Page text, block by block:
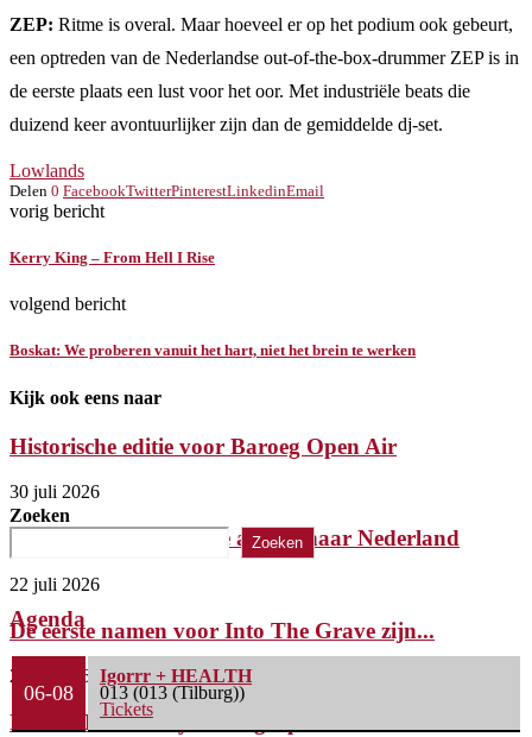
ZEP: Ritme is overal. Maar hoeveel er op het podium ook gebeurt,
een optreden van de Nederlandse out-of-the-box-drummer ZEP is in
de eerste plaats een lust voor het oor. Met industriële beats die
duizend keer avontuurlijker zijn dan de gemiddelde dj-set.
Lowlands
Delen 0 FacebookTwitterPinterestLinkedinEmail
vorig bericht
Kerry King – From Hell I Rise
volgend bericht
Boskat: We proberen vanuit het hart, niet het brein te werken
Kijk ook eens naar
Historische editie voor Baroeg Open Air
30 juli 2026
Killer komt met laatste album naar Nederland
22 juli 2026
De eerste namen voor Into The Grave zijn...
2 juli 2026
FleXanT – Bloody Photographer
Zoeken
Zoeken
Agenda
06-08
Igorrr + HEALTH
013 (013 (Tilburg))
Tickets